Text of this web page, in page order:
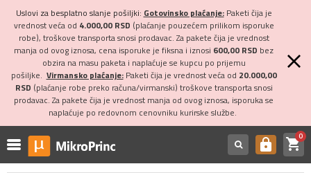
Uslovi za besplatno slanje pošiljki: Gotovinsko plaćanje:Paketi čija je
vrednost veća od 4.000,00 RSD (plaćanje pouzećem prilikom isporuke
robe), troškove transporta snosi prodavac. Za pakete čija je vrednost
manja od ovog iznosa, cena isporuke je fiksna i iznosi 600,00 RSD bez
obzira na masu paketa i naplaćuje se kupcu po prijemu
pošiljke. Virmansko plaćanje:Paketi čija je vrednost veća od 20.000,00
RSD (plaćanje robe preko računa/virmanski) troškove transporta snosi
prodavac. Za pakete čija je vrednost manja od ovog iznosa, isporuka se
naplaćuje po redovnom cenovniku kurirske službe.
https shopping_cart0